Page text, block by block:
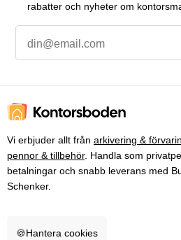
rabatter och nyheter om
Vi erbjuder allt från arkivering &
pennor & tillbehör. Handla som
betalningar och snabb leverans med
Schenker.
🍪Hantera cookies